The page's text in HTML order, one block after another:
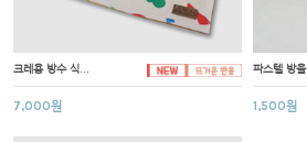
크레용 방수 식...
7,000원
파스텔 방울
1,500원